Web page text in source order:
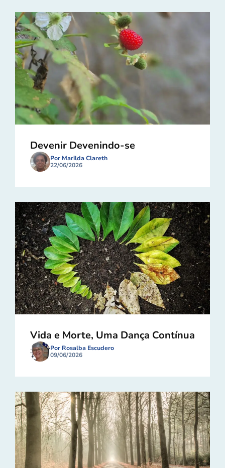
Devenir Devenindo-se
Por Marilda Clareth
22/06/2026
Vida e Morte, Uma Dança Contínua
Por Rosalba Escudero
09/06/2026